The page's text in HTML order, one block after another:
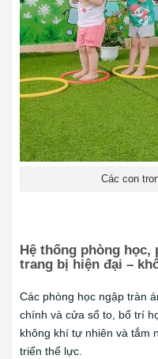
Các con
Hệ thống phòng
trang bị hiện đại –
Các phòng học ngập tràn
chính và cửa sổ to, bố trí
không khí tự nhiên và tắm
triển thể lực.